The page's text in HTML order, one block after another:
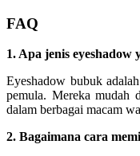
FAQ
1. Apa jenis
Eyeshadow bubuk
pemula. Mereka mudah
dalam berbagai macam
2. Bagaimana cara